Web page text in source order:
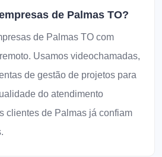
de Palmas TO?
de Palmas TO com
Usamos videochamadas,
de gestão de projetos para
do atendimento
clientes de Palmas já confiam